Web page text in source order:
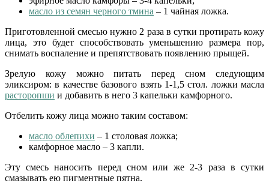
масло из семян черного тмина – 1 чайная ложка.
Приготовленной смесью нужно 2 раза в сутки протирать кожу
лица, это будет способствовать уменьшению размера пор,
снимать воспаление и препятствовать появлению прыщей.
Зрелую кожу можно питать перед сном следующим
эликсиром: в качестве базового взять 1-1,5 стол. ложки масла
расторопши и добавить в него 3 капельки камфорного.
Отбелить кожу лица можно таким составом:
масло облепихи – 1 столовая ложка;
камфорное масло – 3 капли.
Эту смесь наносить перед сном или же 2-3 раза в сутки
смазывать ею пигментные пятна.